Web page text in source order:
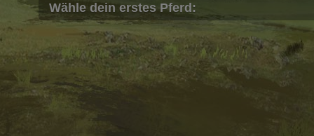
Wähle dein erstes Pferd: